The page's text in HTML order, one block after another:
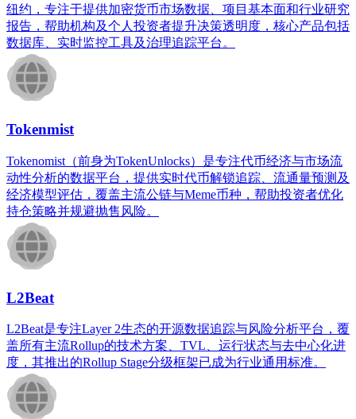
纽约，专注于提供加密货币市场数据、项目基本面和行业研究
报告，帮助机构及个人投资者提升决策透明度，核心产品包括
数据库、实时监控工具及治理追踪平台。
Tokenmist
Tokenomist（前身为TokenUnlocks）是专注代币经济与市场流
动性分析的数据平台，提供实时代币解锁追踪、流通量预测及
经济模型评估，覆盖主流公链与Meme币种，帮助投资者优化
持仓策略并规避抛售风险。
L2Beat
L2Beat是专注Layer 2生态的开源数据追踪与风险分析平台，覆
盖所有主流Rollup的技术方案、TVL、运行状态与去中心化进
度，其推出的Rollup Stage分级框架已成为行业通用标准。